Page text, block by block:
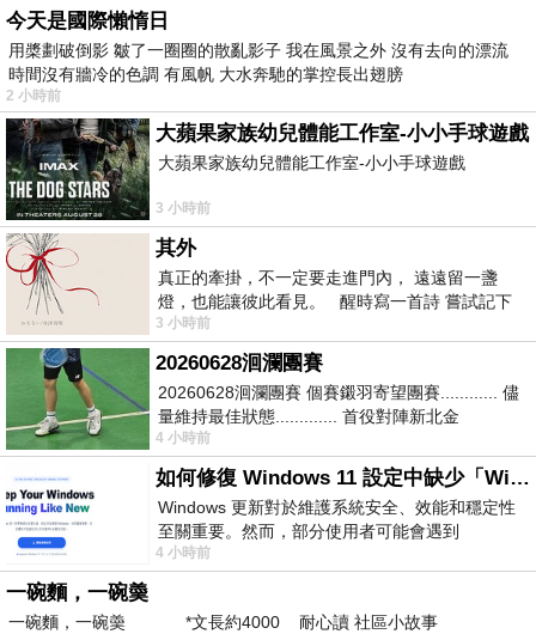
今天是國際懶惰日
用槳劃破倒影 皺了一圈圈的散亂影子 我在風景之外 沒有去向的漂流
時間沒有牆冷的色調 有風帆 大水奔馳的掌控長出翅膀
2 小時前
大蘋果家族幼兒體能工作室-小小手球遊戲
大蘋果家族幼兒體能工作室-小小手球遊戲
3 小時前
其外
真正的牽掛，不一定要走進門內， 遠遠留一盞
燈，也能讓彼此看見。 醒時寫一首詩 嘗試記下
寂寞 卻只能記下它的附屬物 原
3 小時前
20260628洄瀾團賽
20260628洄瀾團賽 個賽鎩羽寄望團賽............ 儘
量維持最佳狀態............. 首役對陣新北金
龍............. 跨境群
4 小時前
如何修復 Windows 11 設定中缺少「Windows 更新」？
Windows 更新對於維護系統安全、效能和穩定性
至關重要。然而，部分使用者可能會遇到
Windows 11 設定應用程式中缺少「Windows 更
新」
4 小時前
一碗麵，一碗羮
一碗麵，一碗羮 *文長約4000 耐心讀 社區小故事